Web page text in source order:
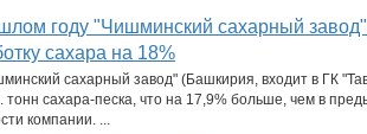
году "Чишминский сахарный
сахара на 18%
сахарный завод" (Башкирия, входит в ГК
тонн сахара-песка, что на 17,9% больше, чем в
компании. ...